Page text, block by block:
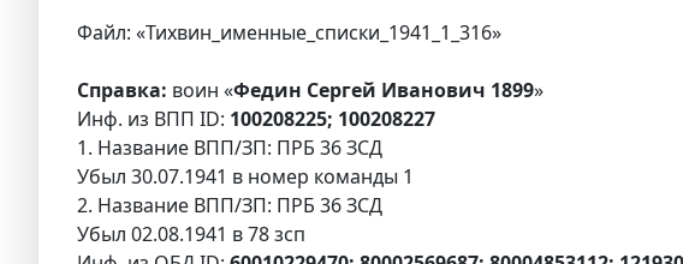
Файл: «Тихвин_именные_списки_1941_1_316»
Справка: воин «Федин Сергей Иванович 1899»
Инф. из ВПП ID: 100208225; 100208227
1. Название ВПП/ЗП: ПРБ 36 ЗСД
Убыл 30.07.1941 в номер команды 1
2. Название ВПП/ЗП: ПРБ 36 ЗСД
Убыл 02.08.1941 в 78 зсп